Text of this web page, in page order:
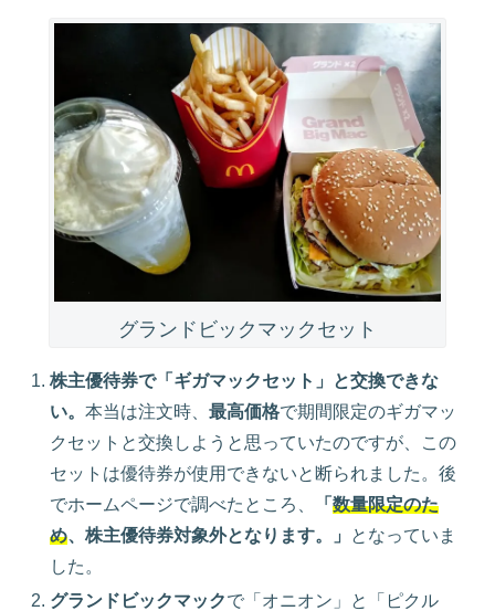
グランドビックマックセット
株主優待券で「ギガマックセット」と交換できな
い。本当は注文時、最高価格で期間限定のギガマッ
クセットと交換しようと思っていたのですが、この
セットは優待券が使用できないと断られました。後
でホームページで調べたところ、
「数量限定のた
め、株主優待券対象外となります。」
となっていま
した。
グランドビックマックで「オニオン」と「ピクル